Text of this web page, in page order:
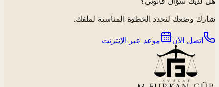
شارك وضعك لنحدد الخطوة المناسبة لملفك.
اتصل الآن موعد عبر الإنترنت